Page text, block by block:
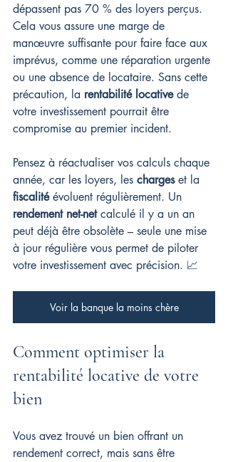
dépassent pas 70 % des loyers perçus.
Cela vous assure une marge de
manœuvre suffisante pour faire face aux
imprévus, comme une réparation urgente
ou une absence de locataire. Sans cette
précaution, la rentabilité locative de
votre investissement pourrait être
compromise au premier incident.
Pensez à réactualiser vos calculs chaque
année, car les loyers, les charges et la
fiscalité évoluent régulièrement. Un
rendement net-net calculé il y a un an
peut déjà être obsolète – seule une mise
à jour régulière vous permet de piloter
votre investissement avec précision. 📈
Voir la banque la moins chère
Comment optimiser la
rentabilité locative de votre
bien
Vous avez trouvé un bien offrant un
rendement correct, mais sans être